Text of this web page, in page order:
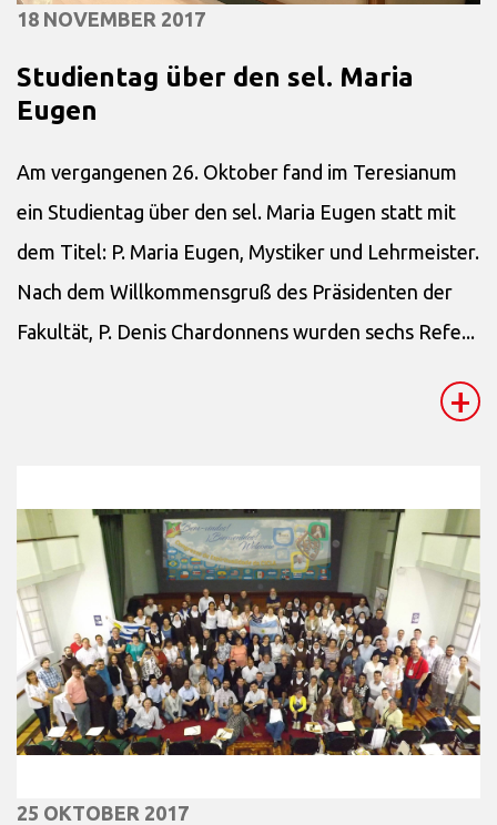
18 NOVEMBER 2017
Studientag über den sel. Maria
Eugen
Am vergangenen 26. Oktober fand im Teresianum
ein Studientag über den sel. Maria Eugen statt mit
dem Titel: P. Maria Eugen, Mystiker und Lehrmeister.
Nach dem Willkommensgruß des Präsidenten der
Fakultät, P. Denis Chardonnens wurden sechs Refe...
+
25 OKTOBER 2017